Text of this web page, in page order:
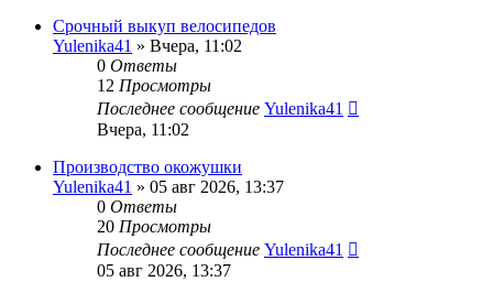
Срочный выкуп велосипедов
Yulenika41 » Вчера, 11:02
0 Ответы
12 Просмотры
Последнее сообщение Yulenika41
Вчера, 11:02
Производство окожушки
Yulenika41 » 05 авг 2026, 13:37
0 Ответы
20 Просмотры
Последнее сообщение Yulenika41
05 авг 2026, 13:37